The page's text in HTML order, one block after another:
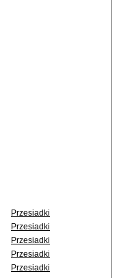
Przesiadki
Przesiadki
Przesiadki
Przesiadki
Przesiadki